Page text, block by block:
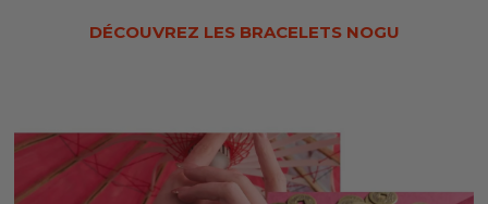
DÉCOUVREZ LES BRACELETS NOGU